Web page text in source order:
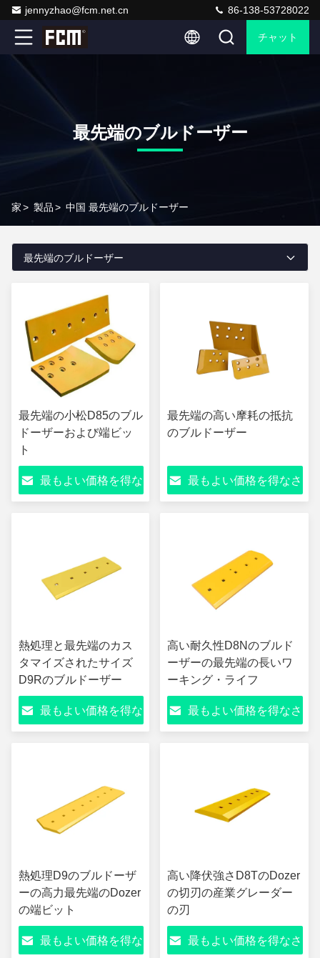
jennyzhao@fcm.net.cn 86-138-53728022
チャット
最先端のブルドーザー
家> 製品> 中国 最先端のブルドーザー
最先端のブルドーザー
最先端の小松D85のブル
ドーザーおよび端ビッ
ト
最もよい価格を得な
最先端の高い摩耗の抵抗
のブルドーザー
最もよい価格を得なさ
熱処理と最先端のカス
タマイズされたサイズ
D9Rのブルドーザー
最もよい価格を得な
高い耐久性D8Nのブルド
ーザーの最先端の長いワ
ーキング・ライフ
最もよい価格を得なさ
熱処理D9のブルドーザ
ーの高力最先端のDozer
の端ビット
最もよい価格を得な
高い降伏強さD8TのDozer
の切刃の産業グレーダー
の刃
最もよい価格を得なさ